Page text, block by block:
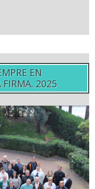
EN
FIRMA. 2025